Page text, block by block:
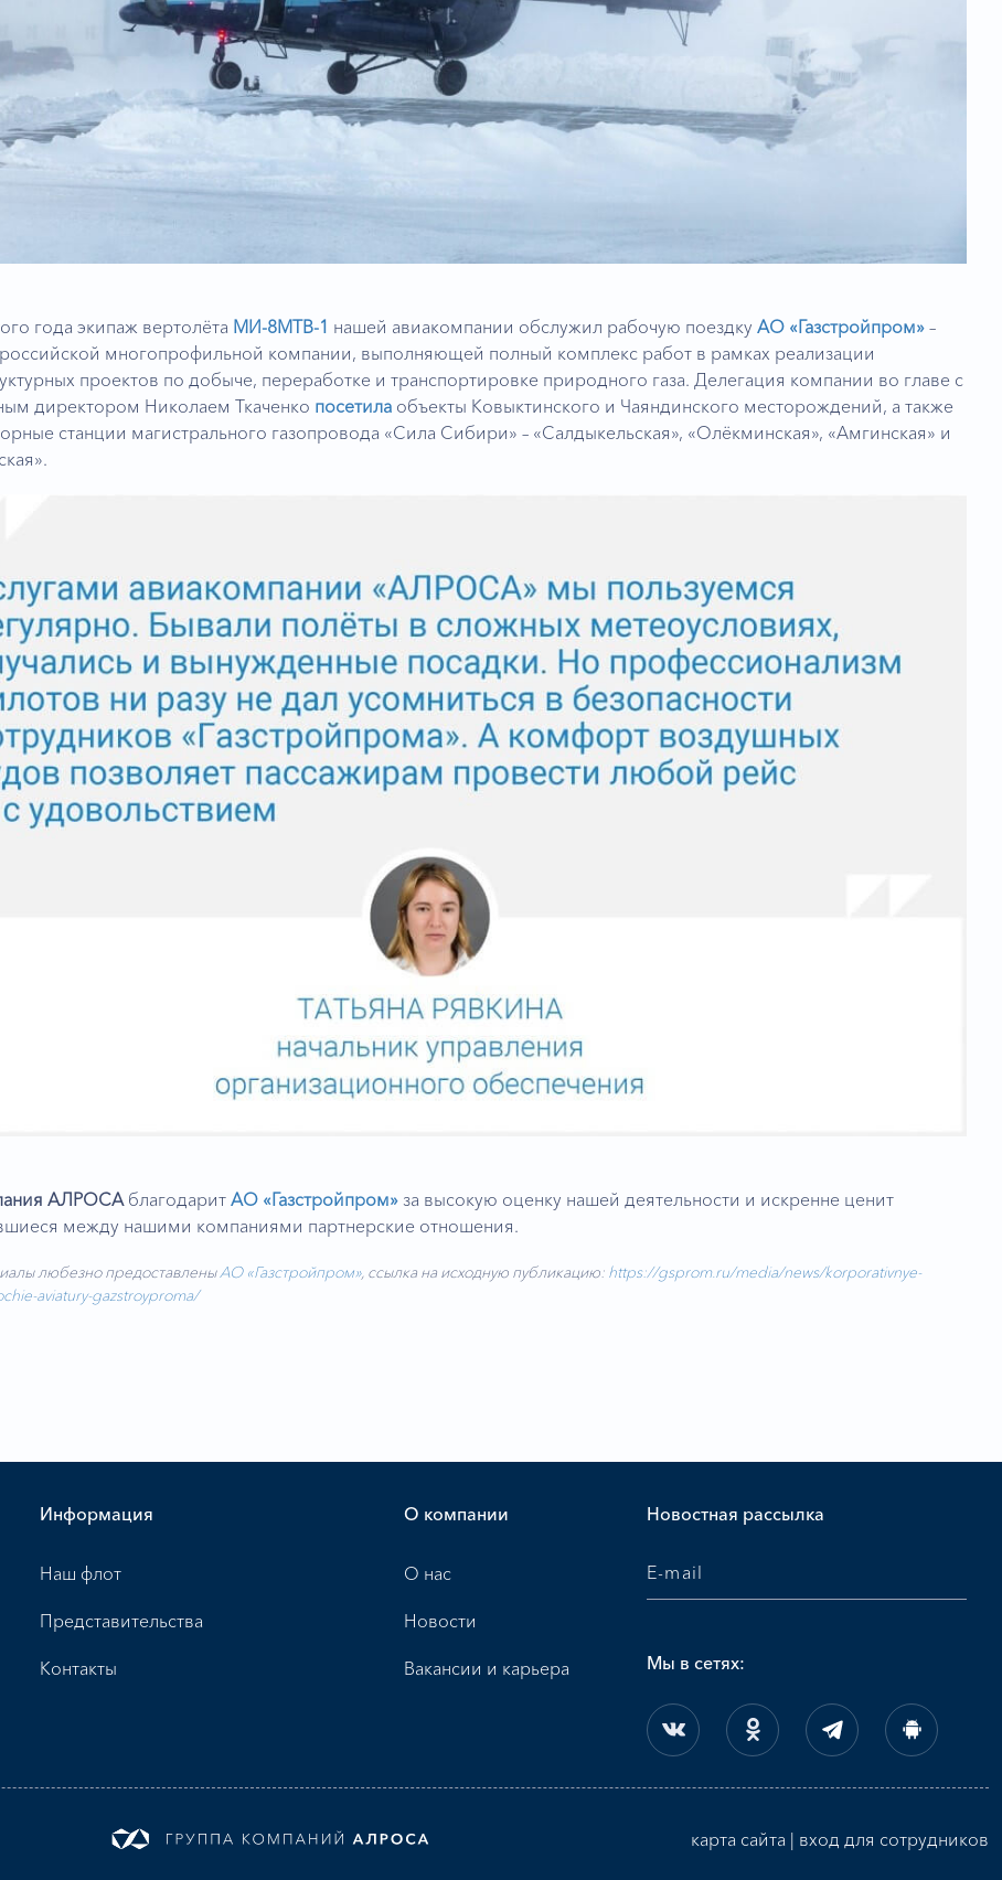
года экипаж вертолёта МИ-8МТВ-1 нашей авиакомпании обслужил рабочую поездку АО «Газстройпром» –
многопрофильной компании, выполняющей полный комплекс работ в рамках реализации
проектов по добыче, переработке и транспортировке природного газа. Делегация компании во главе с
директором Николаем Ткаченко посетила объекты Ковыктинского и Чаяндинского месторождений, а также
станции магистрального газопровода «Сила Сибири» – «Салдыкельская», «Олёкминская», «Амгинская» и
АЛРОСА благодарит АО «Газстройпром» за высокую оценку нашей деятельности и искренне ценит
между нашими компаниями партнерские отношения.
любезно предоставленыАО «Газстройпром», ссылка на исходную публикацию: https://gsprom.ru/media/news/korporativnye-
aviatury-gazstroyproma/
Информация
Наш флот
Представительства
Контакты
О компании
О нас
Новости
Вакансии и карьера
Новостная рассылка
Мы в сетях:
карта сайта | вход для сотрудников